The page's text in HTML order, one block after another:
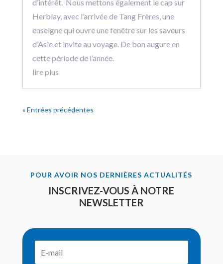
d’intérêt. Nous mettons également le cap sur
Herblay, avec l’arrivée de Tang Frères, une
enseigne qui ouvre une fenêtre sur les saveurs
d’Asie et invite au voyage. De bon augure en
cette période de l’année.
lire plus
« Entrées précédentes
POUR AVOIR NOS DERNIÈRES ACTUALITÉS
INSCRIVEZ-VOUS À NOTRE
NEWSLETTER